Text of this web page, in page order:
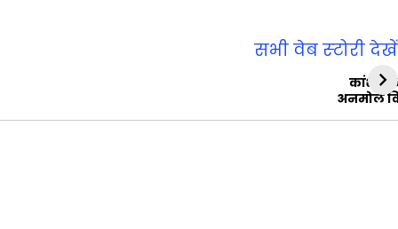
अनमोल
सभी वेब स्‍टोरी देखें